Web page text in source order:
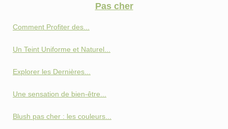
Pas cher
Comment Profiter des...
Un Teint Uniforme et Naturel...
Explorer les Dernières...
Une sensation de bien-être...
Blush pas cher : les couleurs...